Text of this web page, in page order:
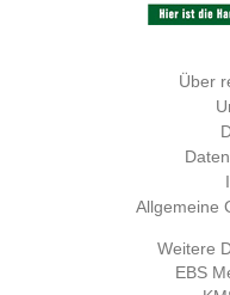
Über
Allgemeine
Weitere
EBS